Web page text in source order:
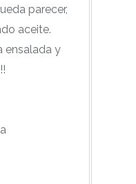
parecer,
aceite.
ensalada y